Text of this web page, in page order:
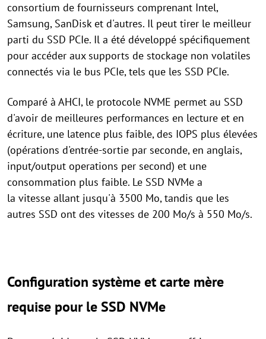
consortium de fournisseurs comprenant Intel,
Samsung, SanDisk et d'autres. Il peut tirer le meilleur
parti du SSD PCIe. Il a été développé spécifiquement
pour accéder aux supports de stockage non volatiles
connectés via le bus PCIe, tels que les SSD PCIe.
Comparé à AHCI, le protocole NVME permet au SSD
d'avoir de meilleures performances en lecture et en
écriture, une latence plus faible, des IOPS plus élevées
(opérations d'entrée-sortie par seconde, en anglais,
input/output operations per second) et une
consommation plus faible. Le SSD NVMe a
la vitesse allant jusqu'à 3500 Mo, tandis que les
autres SSD ont des vitesses de 200 Mo/s à 550 Mo/s.
Configuration système et carte mère
requise pour le SSD NVMe